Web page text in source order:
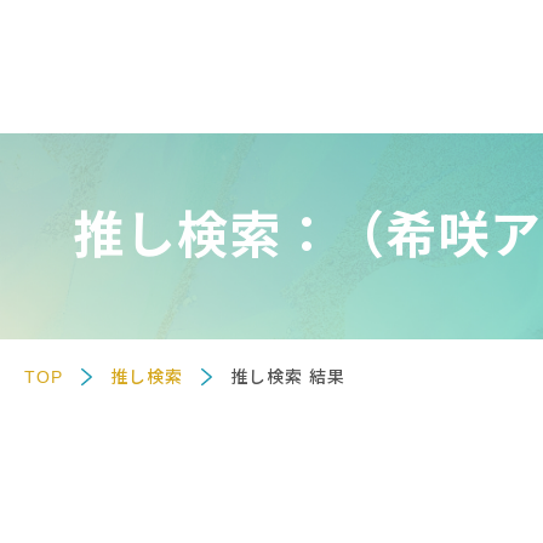
推し検索：（希咲
TOP 推し検索 推し検索 結果